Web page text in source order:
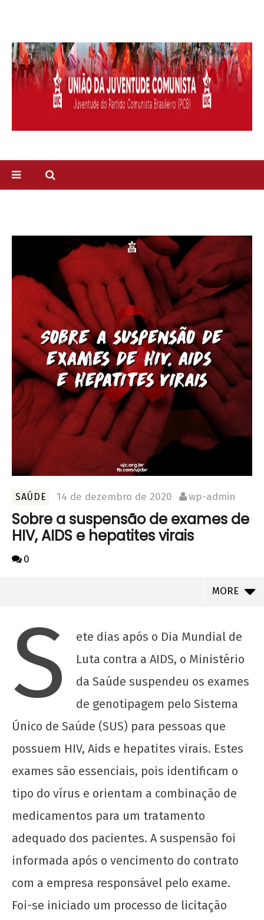
SAÚDE 14 de dezembro de 2020 wp-admin
Sobre a suspensão de exames de
HIV, AIDS e hepatites virais
0
MORE
NOW VIEWING
Sobre a suspensão de exames de HIV, AIDS e
hepatites virais
dezembro
de 2020
wp-
admin
S
ete dias após o Dia Mundial de
Luta contra a AIDS, o Ministério
da Saúde suspendeu os exames
de genotipagem pelo Sistema
Único de Saúde (SUS) para pessoas que
possuem HIV, Aids e hepatites virais. Estes
exames são essenciais, pois identificam o
tipo do vírus e orientam a combinação de
medicamentos para um tratamento
adequado dos pacientes. A suspensão foi
informada após o vencimento do contrato
com a empresa responsável pelo exame.
Foi-se iniciado um processo de licitação